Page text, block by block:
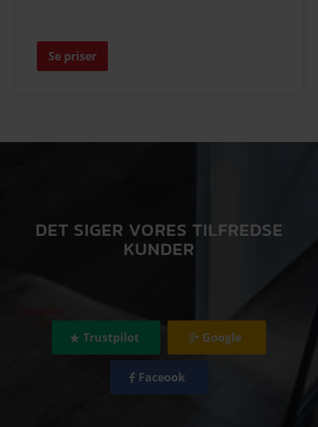
Se priser
DET SIGER VORES TILFREDSE
KUNDER
Trustpilot Google
Faceook